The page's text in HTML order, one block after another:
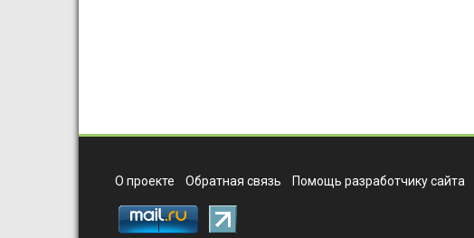
О проекте Обратная связь Помощь разработчику сайта